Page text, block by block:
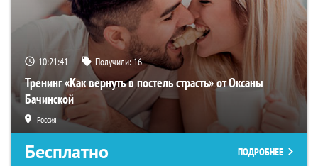
10:21:40 Получили:16
Тренинг «Как вернуть в постель страсть» от Оксаны
Бачинской
Россия
Бесплатно ПОДРОБНЕЕ